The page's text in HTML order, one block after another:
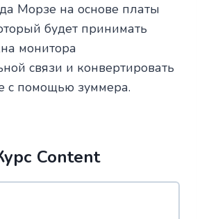
Морзе на основе платы
будет принимать
монитора
связи и конвертировать
с помощью зуммера.
Content